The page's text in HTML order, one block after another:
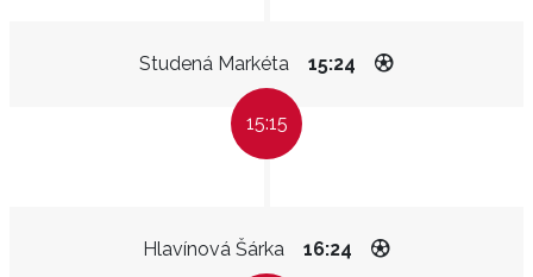
Studená Markéta 15:24
15:15
Hlavínová Šárka 16:24